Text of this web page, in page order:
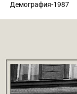
Демография-1987